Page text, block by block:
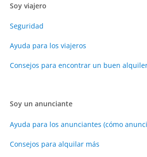
Soy viajero
Seguridad
Ayuda para los viajeros
Consejos para encontrar un buen
Soy un anunciante
Ayuda para los anunciantes (cómo
Consejos para alquilar más